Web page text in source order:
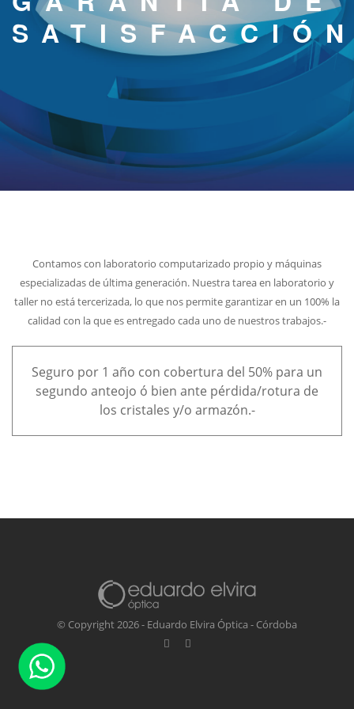
SUCURSALES
CONTACTO
Contamos con laboratorio computarizado propio y máquinas
especializadas de última generación. Nuestra tarea en laboratorio y
taller no está tercerizada, lo que nos permite garantizar en un 100% la
calidad con la que es entregado cada uno de nuestros trabajos.-
Seguro por 1 año con cobertura del 50% para un
segundo anteojo ó bien ante pérdida/rotura de
los cristales y/o armazón.-
© Copyright 2026 - Eduardo Elvira Óptica - Córdoba